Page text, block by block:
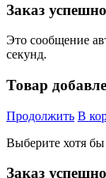
Заказ
Это сообщение
секунд.
Товар
Продолжить В
Выберите хотя
Заказ